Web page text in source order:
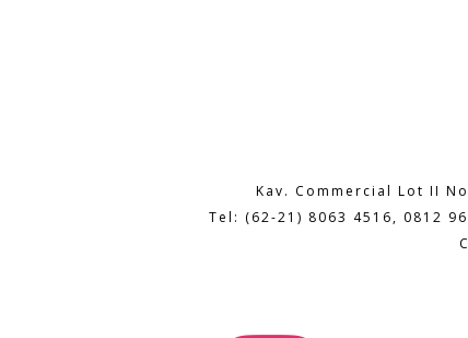
Kav. Commercial Lot II
Tel: (62-21) 8063 4516, 0812